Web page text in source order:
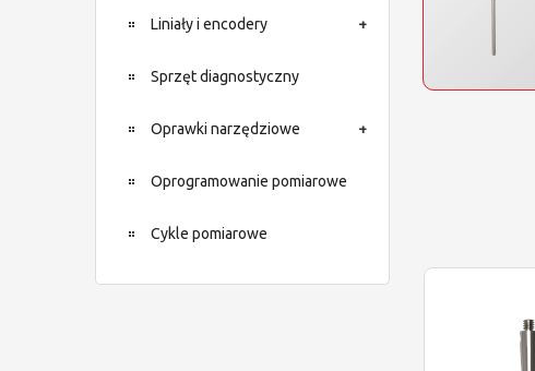
Liniały i encodery
Sprzęt diagnostyczny
Oprawki narzędziowe
Oprogramowanie pomiarowe
Cykle pomiarowe